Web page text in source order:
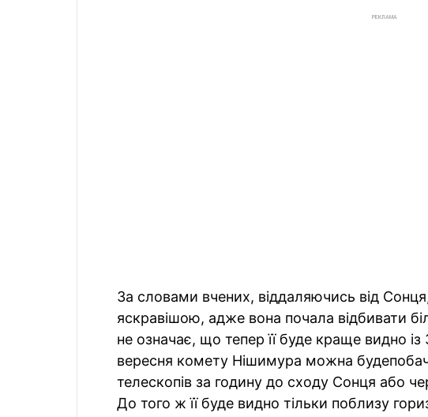
РЕКЛАМА
За словами вчених, віддаляючись від
яскравішою, адже вона почала відбивати
не означає, що тепер її буде краще видно із
вересня комету Нішимура можна
телескопів за годину до сходу Сонця або
До того ж її буде видно тільки поблизу